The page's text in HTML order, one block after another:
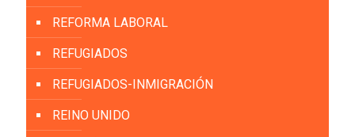
REFORMA LABORAL
REFUGIADOS
REFUGIADOS-INMIGRACIÓN
REINO UNIDO